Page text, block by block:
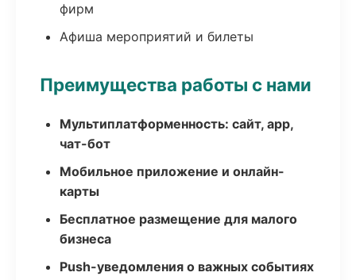
фирм
Афиша мероприятий и билеты
Преимущества работы с нами
Мультиплатформенность: сайт, app,
чат-бот
Мобильное приложение и онлайн-
карты
Бесплатное размещение для малого
бизнеса
Push-уведомления о важных событиях